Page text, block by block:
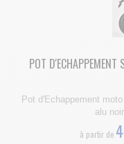
POT
Pot d'Echappement
alu
à partir de